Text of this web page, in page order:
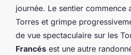
journée. Le sentier commence
Torres et grimpe
de vue spectaculaire sur les
Francés est une autre